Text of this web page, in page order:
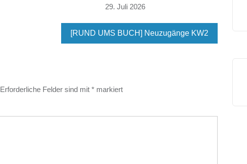
29. Juli 2026
[RUND UMS BUCH] Neuzugänge KW2
Erforderliche Felder sind mit * markiert